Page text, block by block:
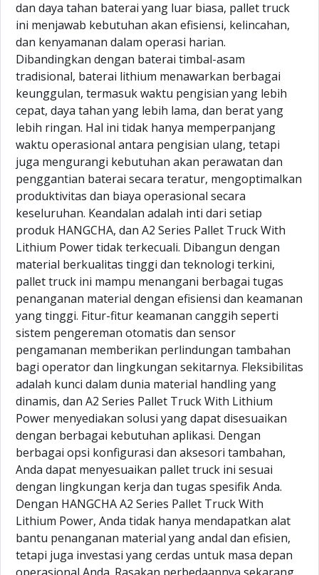
dan daya tahan baterai yang luar biasa, pallet truck
ini menjawab kebutuhan akan efisiensi, kelincahan,
dan kenyamanan dalam operasi harian.
Dibandingkan dengan baterai timbal-asam
tradisional, baterai lithium menawarkan berbagai
keunggulan, termasuk waktu pengisian yang lebih
cepat, daya tahan yang lebih lama, dan berat yang
lebih ringan. Hal ini tidak hanya memperpanjang
waktu operasional antara pengisian ulang, tetapi
juga mengurangi kebutuhan akan perawatan dan
penggantian baterai secara teratur, mengoptimalkan
produktivitas dan biaya operasional secara
keseluruhan. Keandalan adalah inti dari setiap
produk HANGCHA, dan A2 Series Pallet Truck With
Lithium Power tidak terkecuali. Dibangun dengan
material berkualitas tinggi dan teknologi terkini,
pallet truck ini mampu menangani berbagai tugas
penanganan material dengan efisiensi dan keamanan
yang tinggi. Fitur-fitur keamanan canggih seperti
sistem pengereman otomatis dan sensor
pengamanan memberikan perlindungan tambahan
bagi operator dan lingkungan sekitarnya. Fleksibilitas
adalah kunci dalam dunia material handling yang
dinamis, dan A2 Series Pallet Truck With Lithium
Power menyediakan solusi yang dapat disesuaikan
dengan berbagai kebutuhan aplikasi. Dengan
berbagai opsi konfigurasi dan aksesori tambahan,
Anda dapat menyesuaikan pallet truck ini sesuai
dengan lingkungan kerja dan tugas spesifik Anda.
Dengan HANGCHA A2 Series Pallet Truck With
Lithium Power, Anda tidak hanya mendapatkan alat
bantu penanganan material yang andal dan efisien,
tetapi juga investasi yang cerdas untuk masa depan